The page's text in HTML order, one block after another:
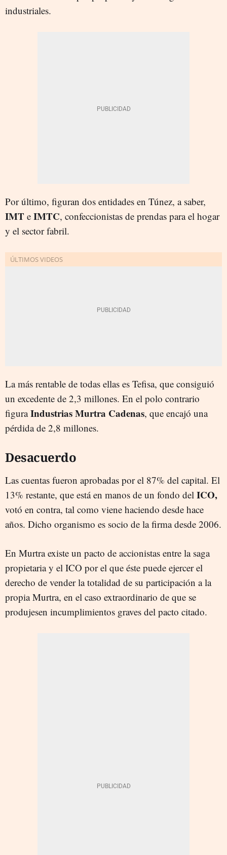
industriales.
Por último, figuran dos entidades en Túnez, a saber,
IMT e IMTC, confeccionistas de prendas para el hogar
y el sector fabril.
La más rentable de todas ellas es Tefisa, que consiguió
un excedente de 2,3 millones. En el polo contrario
figuraIndustrias Murtra Cadenas, que encajó una
pérdida de 2,8 millones.
Desacuerdo
Las cuentas fueron aprobadas por el 87% del capital. El
13% restante, que está en manos de un fondo del ICO,
votó en contra, tal como viene haciendo desde hace
años. Dicho organismo es socio de la firma desde 2006.
En Murtra existe un pacto de accionistas entre la saga
propietaria y el ICO por el que éste puede ejercer el
derecho de vender la totalidad de su participación a la
propia Murtra, en el caso extraordinario de que se
produjesen incumplimientos graves del pacto citado.